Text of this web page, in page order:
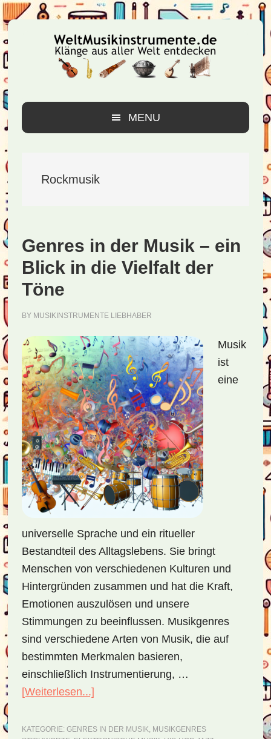
Zur
Hauptnavigation
springen
Zum
Inhalt
springen
Zur
Seitenspalte
springen
MENU
Rockmusik
Genres in der Musik – ein
Blick in die Vielfalt der
Töne
BY MUSIKINSTRUMENTE LIEBHABER
Musik
ist
eine
universelle Sprache und ein ritueller
Bestandteil des Alltagslebens. Sie bringt
Menschen von verschiedenen Kulturen und
Hintergründen zusammen und hat die Kraft,
Emotionen auszulösen und unsere
Stimmungen zu beeinflussen. Musikgenres
sind verschiedene Arten von Musik, die auf
bestimmten Merkmalen basieren,
einschließlich Instrumentierung, …
[Weiterlesen...]
der
KATEGORIE: GENRES IN DER MUSIK, MUSIKGENRES